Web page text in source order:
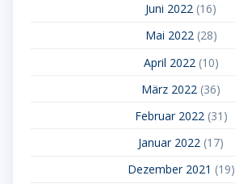
Juni 2022 (16)
Mai 2022(28)
April 2022 (10)
März 2022 (36)
Februar 2022(31)
Januar 2022 (17)
Dezember 2021 (19)